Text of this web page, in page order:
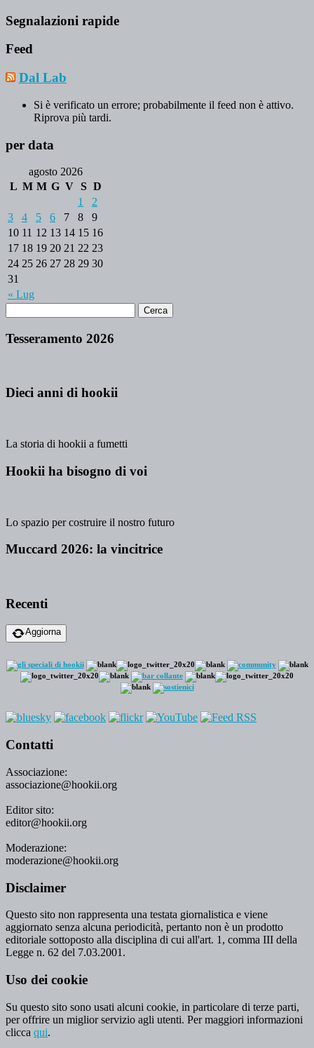
Segnalazioni rapide
Feed
Dal Lab
Si è verificato un errore; probabilmente il feed non è attivo.
Riprova più tardi.
per data
agosto 2026
L M M G V S D
« Lug
1
2
3
4 5 6 7 8
9
10 11 12 13 14 15 16
17 18 19 20 21 22 23
24 25 26 27 28 29 30
31
Tesseramento 2026
Dieci anni di hookii
La storia di hookii a fumetti
Hookii ha bisogno di voi
Lo spazio per costruire il nostro futuro
Muccard 2026: la vincitrice
Recenti
Aggiorna
Contatti
Associazione:
associazione@hookii.org
Editor sito:
editor@hookii.org
Moderazione:
moderazione@hookii.org
Disclaimer
Questo sito non rappresenta una testata giornalistica e viene
aggiornato senza alcuna periodicità, pertanto non è un prodotto
editoriale sottoposto alla disciplina di cui all'art. 1, comma III della
Legge n. 62 del 7.03.2001.
Uso dei cookie
Su questo sito sono usati alcuni cookie, in particolare di terze parti,
per offrire un miglior servizio agli utenti. Per maggiori informazioni
clicca qui.